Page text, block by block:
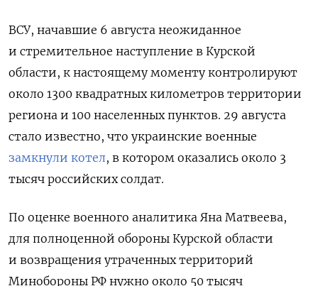
ВСУ, начавшие 6 августа неожиданное
и стремительное наступление в Курской
области, к настоящему моменту контролируют
около 1300 квадратных километров территории
региона и 100 населенных пунктов. 29 августа
стало известно, что украинские военные
замкнули котел, в котором оказались около 3
тысяч российских солдат.
По оценке военного аналитика Яна Матвеева,
для полноценной обороны Курской области
и возвращения утраченных территорий
Минобороны РФ нужно около 50 тысяч